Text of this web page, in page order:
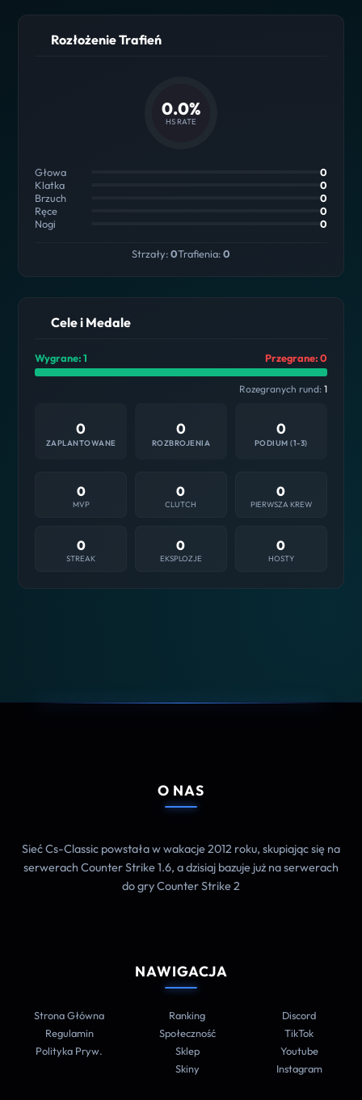
Rozłożenie Trafień
0.0%
HS RATE
Głowa
0
Klatka
0
Brzuch
0
Ręce
0
Nogi
0
Strzały:0Trafienia:0
Cele i Medale
Wygrane: 1 Przegrane: 0
Rozegranych rund: 1
0
ZAPLANTOWANE
0
ROZBROJENIA
0
PODIUM (1-3)
0
MVP
0
CLUTCH
0
PIERWSZA KREW
0
STREAK
0
EKSPLOZJE
0
HOSTY
O NAS
Sieć Cs-Classic powstała w wakacje 2012 roku, skupiając się na
serwerach Counter Strike 1.6, a dzisiaj bazuje już na serwerach
do gry Counter Strike 2
NAWIGACJA
Strona Główna
Regulamin
Polityka Pryw.
Ranking
Społeczność
Sklep
Skiny
Discord
TikTok
Youtube
Instagram